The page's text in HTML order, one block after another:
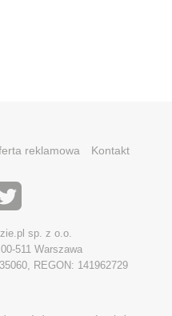
reklamowa Kontakt
sp. z o.o.
511 Warszawa
REGON: 141962729